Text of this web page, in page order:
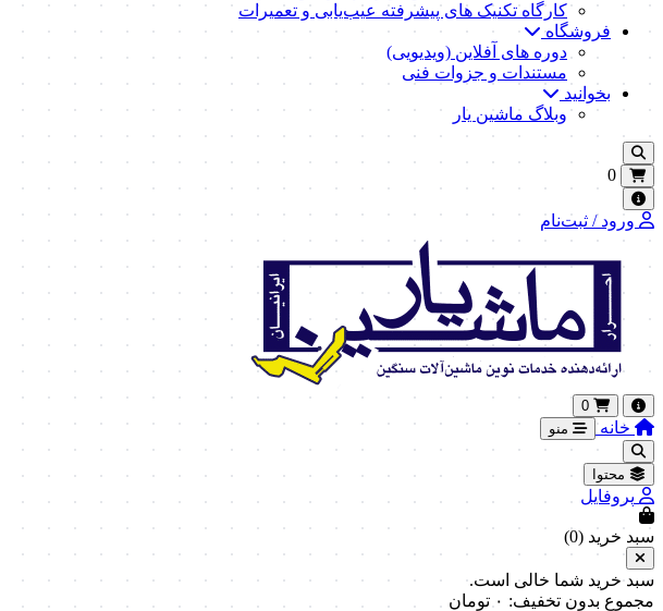
کارگاه تکنیک‌ های پیشرفته عیب‌یابی و تعمیرات
فروشگاه
دوره های آفلاین (ویدیویی)
مستندات و جزوات فنی
بخوانید
وبلاگ ماشین یار
0
ورود / ثبت‌نام
0
خانه منو
محتوا
پروفایل
سبد خرید (0
)
سبد خرید شما خالی است.
مجموع بدون تخفیف: ۰ تومان